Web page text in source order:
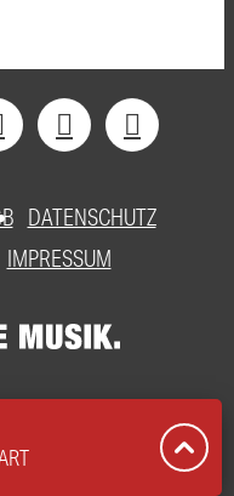
DATENSCHUTZ
IMPRESSUM